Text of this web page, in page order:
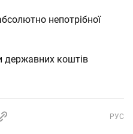
непотрібної
державних коштів
РУС